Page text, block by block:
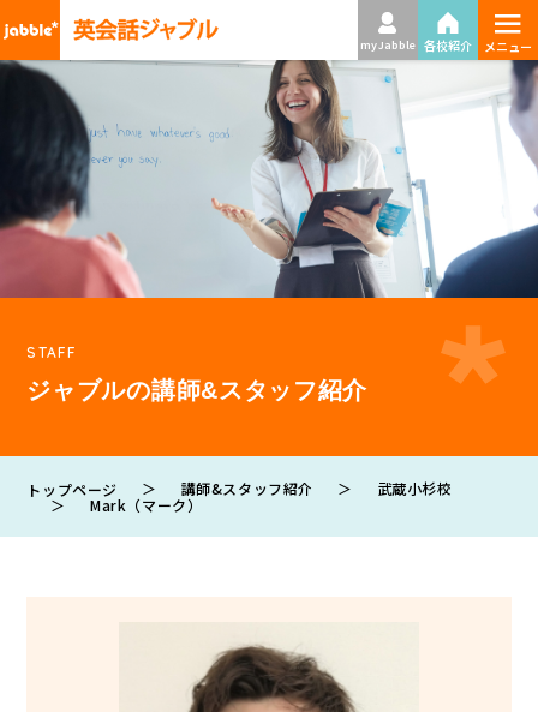
my Jabble 各校紹介 ≡
メニュー
STAFF
ジャブルの講師&スタッフ紹介
トップページ ＞ 講師&スタッフ紹介 ＞
武蔵小杉校
＞
Mark（マーク）